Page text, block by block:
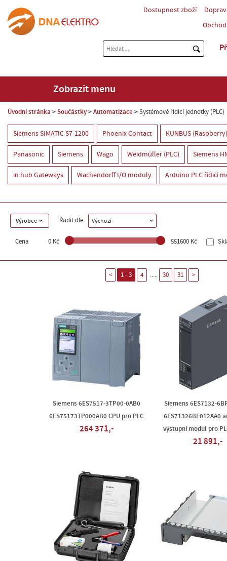
Dostupnost zboží
Zobrazit menu
Úvodní stránka Součástky Automatizace Systémové řídící jednotky (PLC)
Siemens SIMATIC S7-1200 Phoenix Contact KUNBUS (Raspberry)
Panasonic Siemens Wago Weidmüller (PLC) Siemens
in.hub Gateways Wachendorff I/O moduly Arduino PLC řídicí
Výrobce Řadit dle Výchozí
Cena 0 Kč 551600 Kč
< 1 - 3 4 ..... 30 31 >
Siemens 6ES7517-3TP00-0AB0
6ES75173TP000AB0 CPU pro PLC
264 371,-
Siemens 6ES7132-
6ES71326BF012AA0
výstupní modul pro
21 891,-